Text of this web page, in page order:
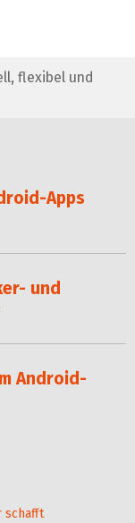
flexibel und
Apps
und
Android-
schafft